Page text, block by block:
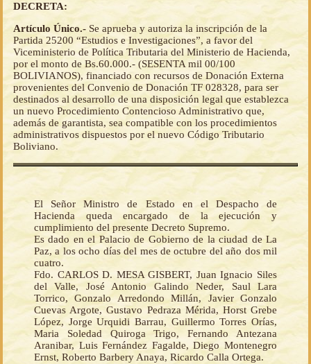
DECRETA:
Artículo Único.- Se aprueba y autoriza la inscripción de la
Partida 25200 “Estudios e Investigaciones”, a favor del
Viceministerio de Política Tributaria del Ministerio de Hacienda,
por el monto de Bs.60.000.- (SESENTA mil 00/100
BOLIVIANOS), financiado con recursos de Donación Externa
provenientes del Convenio de Donación TF 028328, para ser
destinados al desarrollo de una disposición legal que establezca
un nuevo Procedimiento Contencioso Administrativo que,
además de garantista, sea compatible con los procedimientos
administrativos dispuestos por el nuevo Código Tributario
Boliviano.
El Señor Ministro de Estado en el Despacho de
Hacienda queda encargado de la ejecución y
cumplimiento del presente Decreto Supremo.
Es dado en el Palacio de Gobierno de la ciudad de La
Paz, a los ocho días del mes de octubre del año dos mil
cuatro.
Fdo. CARLOS D. MESA GISBERT, Juan Ignacio Siles
del Valle, José Antonio Galindo Neder, Saul Lara
Torrico, Gonzalo Arredondo Millán, Javier Gonzalo
Cuevas Argote, Gustavo Pedraza Mérida, Horst Grebe
López, Jorge Urquidi Barrau, Guillermo Torres Orías,
Maria Soledad Quiroga Trigo, Fernando Antezana
Aranibar, Luis Fernández Fagalde, Diego Montenegro
Ernst, Roberto Barbery Anaya, Ricardo Calla Ortega.